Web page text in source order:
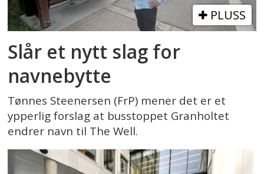
PLUSS
Slår et nytt slag for
navnebytte
Tønnes Steenersen (FrP) mener det er et
ypperlig forslag at busstoppet Granholtet
endrer navn til The Well.